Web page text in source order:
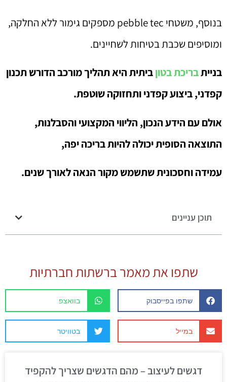
בנוסף, משטחי pebble tec מספקים גימור ללא החלקה,
ומוסיפים שכבת בטיחות לשחיינים.
בנייתבריכת בטוןביתית היא תהליך מורכב הדורש תכנון
קפדני, ביצוע קפדני ותחזוקה שוטפת.
אולם עם הידע הנכון, הליווי המקצועי והסבלנות,
התוצאה הסופית יכולה להיות בריכה יפה,
עמידה וחסכונית שתשמש מקור הנאה לאורך שנים.
תוכן עניינים
שתפו את מאמר ברשתות חברתיות
שתפו בפייסבוק בוואצפ
במייל בטוויטר
דגשים לעיצוב – מהם הדגשים שצריך להקפיד